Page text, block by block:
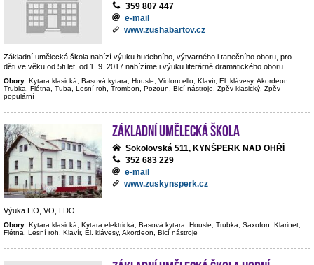
359 807 447
e-mail
www.zushabartov.cz
Základní umělecká škola nabízí výuku hudebního, výtvarného i tanečního oboru, pro
děti ve věku od 5ti let, od 1. 9. 2017 nabízíme i výuku literárně dramatického oboru
Obory: Kytara klasická, Basová kytara, Housle, Violoncello, Klavír, El. klávesy, Akordeon,
Trubka, Flétna, Tuba, Lesní roh, Trombon, Pozoun, Bicí nástroje, Zpěv klasický, Zpěv
populární
Základní umělecká škola
Sokolovská 511, KYNŠPERK NAD OHŘÍ
352 683 229
e-mail
www.zuskynsperk.cz
Výuka HO, VO, LDO
Obory: Kytara klasická, Kytara elektrická, Basová kytara, Housle, Trubka, Saxofon, Klarinet,
Flétna, Lesní roh, Klavír, El. klávesy, Akordeon, Bicí nástroje